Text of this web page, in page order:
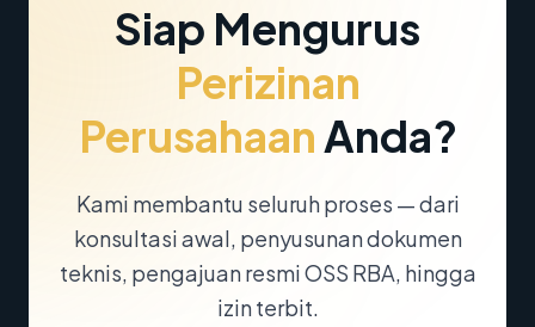
Siap Mengurus
Perizinan
PerusahaanAnda?
Kami membantu seluruh proses — dari
konsultasi awal, penyusunan dokumen
teknis, pengajuan resmi OSS RBA, hingga
izin terbit.